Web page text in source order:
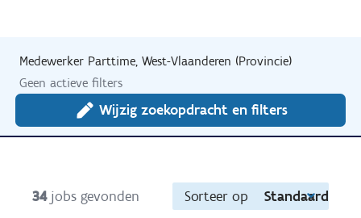
Medewerker Parttime, West-Vlaanderen (Provincie)
Geen actieve filters
Wijzig zoekopdracht en filters
34 jobs gevonden Sorteer op Standaard